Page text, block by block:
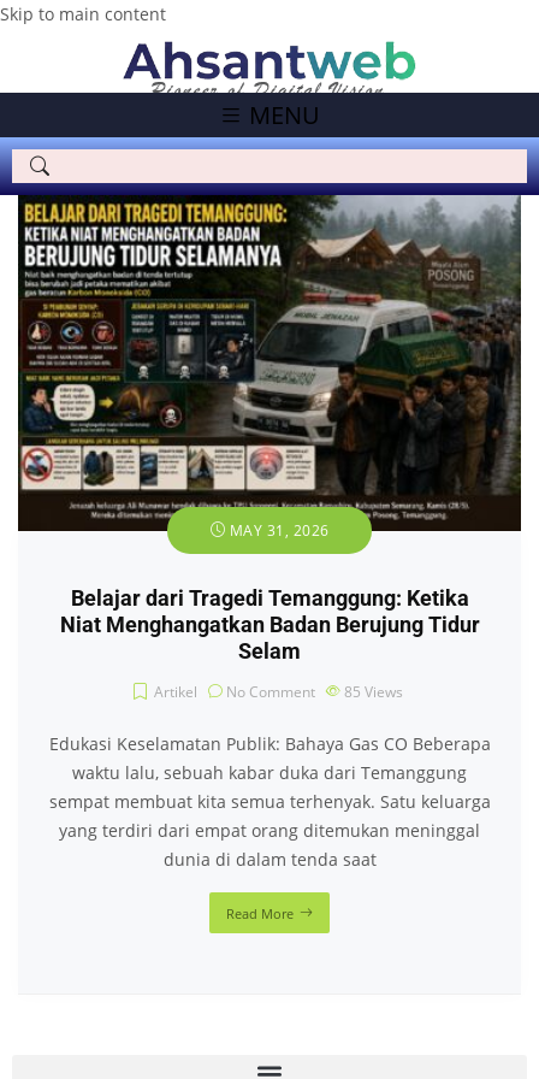
Skip to main content
MENU
MAY 31, 2026
Belajar dari Tragedi Temanggung: Ketika
Niat Menghangatkan Badan Berujung Tidur
Selam
Artikel No Comment 85 Views
Edukasi Keselamatan Publik: Bahaya Gas CO Beberapa
waktu lalu, sebuah kabar duka dari Temanggung
sempat membuat kita semua terhenyak. Satu keluarga
yang terdiri dari empat orang ditemukan meninggal
dunia di dalam tenda saat
Read More